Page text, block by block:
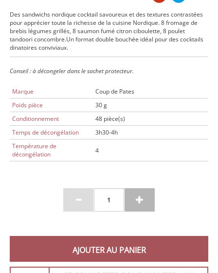
Des sandwichs nordique cocktail savoureux et des textures contrastées
pour apprécier toute la richesse de la cuisine Nordique. 8 fromage de
brebis légumes grillés, 8 saumon fumé citron ciboulette, 8 poulet
tandoori concombre.Un format double bouchée idéal pour des cocktails
dinatoires conviviaux.
Conseil : à décongeler dans le sachet protecteur.
Marque
Coup de Pates
Poids pièce
30 g
Conditionnement
48 pièce(s)
Temps de décongélation
3h30-4h
Température de
décongélation
4
AJOUTER AU PANIER